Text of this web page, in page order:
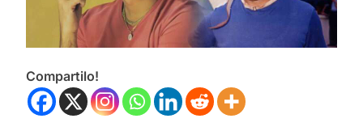
Compartilo!